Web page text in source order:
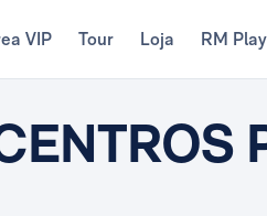
VIP Tour Loja RM Play